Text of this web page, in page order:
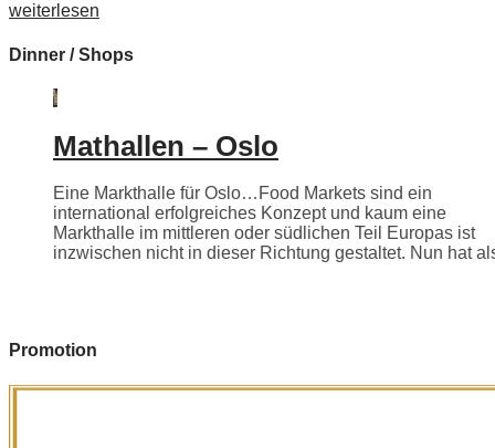
weiterlesen
Dinner / Shops
Mathallen – Oslo
Eine Markthalle für Oslo…Food Markets sind ein
international erfolgreiches Konzept und kaum eine
Markthalle im mittleren oder südlichen Teil Europas ist
inzwischen nicht in dieser Richtung gestaltet. Nun hat
Promotion